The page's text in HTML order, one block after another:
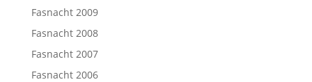
Fasnacht 2009
Fasnacht 2008
Fasnacht 2007
Fasnacht 2006